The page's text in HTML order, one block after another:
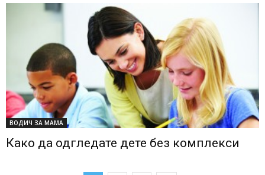
ВОДИЧ ЗА МАМА
Како да одгледате дете без комплекси